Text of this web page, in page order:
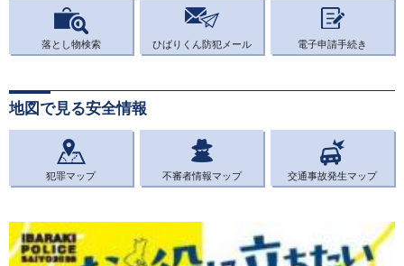
落とし物検索 ひばりくん防犯メール 電子申請手続き
地図で見る安全情報
犯罪マップ 不審者情報マップ 交通事故発生マップ